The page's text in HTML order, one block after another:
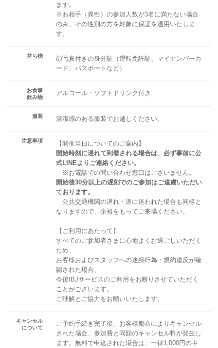
ます。
※お相手（異性）の参加人数が3名に満たない場合
のみ、その性別の方を対象に保証を適用いたしま
す。
持ち物
顔写真付きの身分証（運転免許証、マイナンバーカ
ード、パスポートなど）
お食事
飲み物
アルコール・ソフトドリンク付き
服装 清潔感のある服装でお越しください。
注意事項
【開催当日についてのご案内】
開始時刻に遅れて到着される場合は、必ず事前に公
式LINEよりご連絡ください。
※お電話での問い合わせ窓口はございません。
開始後30分以上の遅刻でのご参加はご遠慮いただい
ております。
公共交通機関の遅れ・道に迷われた場合も同様と
なりますので、余裕をもってご来場ください。
【ご利用にあたって】
すべてのご参加者さまに心地よくお過ごしいただく
ため、
お客様およびスタッフへの迷惑行為・規約違反が確
認された場合、
今後IBJサービスのご利用をお断りさせていただく
ことがございます。
ご理解とご協力をお願いいたします。
キャンセル
について
ご予約手続き完了後、お客様都合によりキャンセル
された場合、参加費と同額のキャンセル料が発生し
ます。無料で申込された場合は、一律1,000円のキ